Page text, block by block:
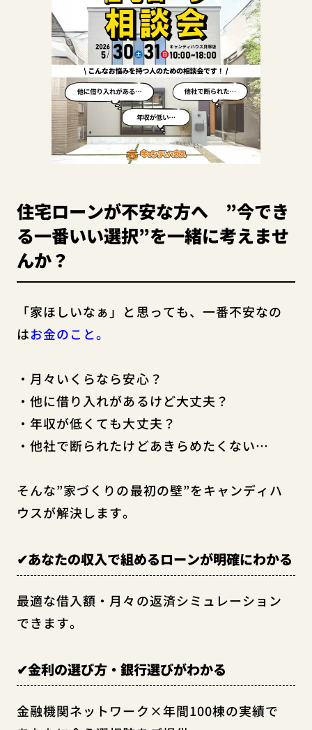
住宅ローンが不安な方へ ”今でき
る一番いい選択”を一緒に考えませ
んか？
「家ほしいなぁ」と思っても、一番不安なの
はお金のこと。
・月々いくらなら安心？
・他に借り入れがあるけど大丈夫？
・年収が低くても大丈夫？
・他社で断られたけどあきらめたくない…
そんな”家づくりの最初の壁”をキャンディハ
ウスが解決します。
✔あなたの収入で組めるローンが明確にわかる
最適な借入額・月々の返済シミュレーション
できます。
✔金利の選び方・銀行選びがわかる
金融機関ネットワーク×年間100棟の実績で